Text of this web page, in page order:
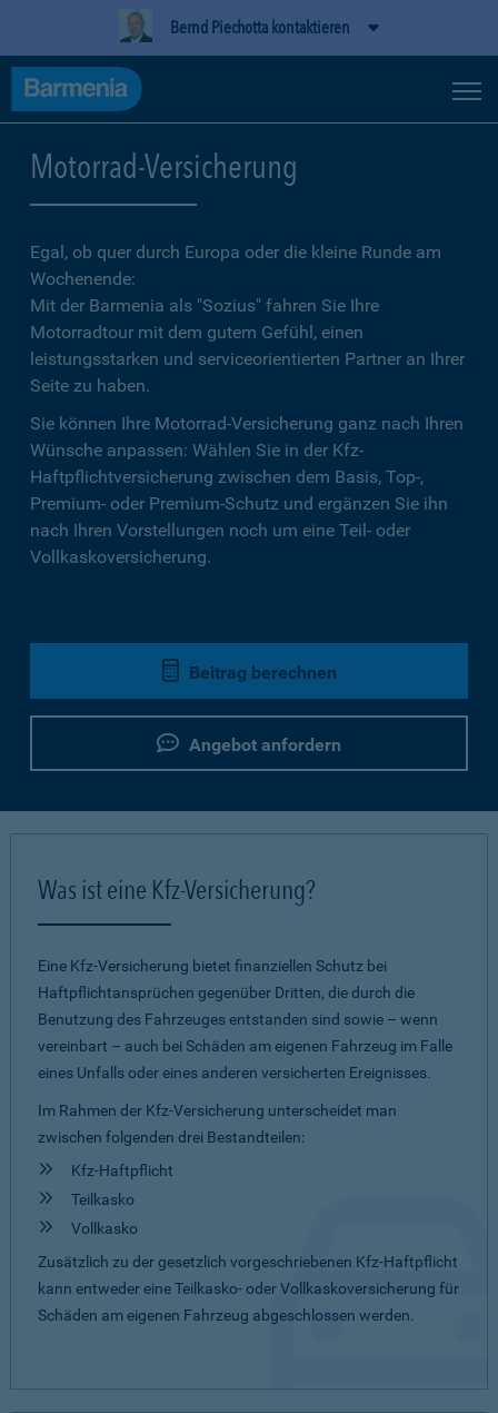
Bernd Piechotta kontaktieren
Motorrad-Versicherung
Egal, ob quer durch Europa oder die kleine Runde am
Wochenende:
Mit der Barmenia als "Sozius" fahren Sie Ihre
Motorradtour mit dem gutem Gefühl, einen
leistungsstarken und serviceorientierten Partner an Ihrer
Seite zu haben.
Sie können Ihre Motorrad-Versicherung ganz nach Ihren
Wünsche anpassen: Wählen Sie in der Kfz-
Haftpflichtversicherung zwischen dem Basis, Top-,
Premium- oder Premium-Schutz und ergänzen Sie ihn
nach Ihren Vorstellungen noch um eine Teil- oder
Vollkaskoversicherung.
Beitrag berechnen
Angebot anfordern
Was ist eine Kfz-Versicherung?
Eine Kfz-Versicherung bietet finanziellen Schutz bei
Haftpflichtansprüchen gegenüber Dritten, die durch die
Benutzung des Fahrzeuges entstanden sind sowie – wenn
vereinbart – auch bei Schäden am eigenen Fahrzeug im Falle
eines Unfalls oder eines anderen versicherten Ereignisses.
Im Rahmen der Kfz-Versicherung unterscheidet man
zwischen folgenden drei Bestandteilen:
Kfz-Haftpflicht
Teilkasko
Vollkasko
Zusätzlich zu der gesetzlich vorgeschriebenen Kfz-Haftpflicht
kann entweder eine Teilkasko- oder Vollkaskoversicherung für
Schäden am eigenen Fahrzeug abgeschlossen werden.